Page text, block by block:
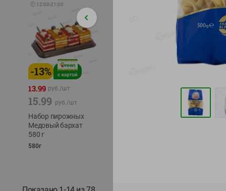
🕘 12:00-21:00
-13%
13.99 руб./шт
15.99 руб./шт
Набор пирожных
Медовый бархат
580 г
580г
4.99
ТОФУ